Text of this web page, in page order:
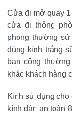
Cửa đi mở quay
cửa đi thông
phòng thường sử
dùng kính trắng
ban công
khác khách hàng
Kính sử dụng
kính dán an toàn